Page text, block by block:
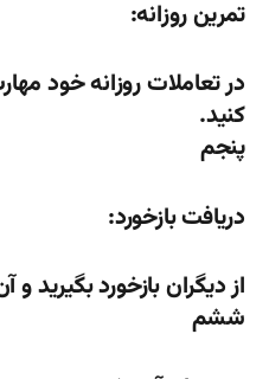
تمرین روزانه:
در تعاملات روزانه خود
کنید.
پنجم
دریافت بازخورد:
از دیگران بازخورد بگیرید و
ششم